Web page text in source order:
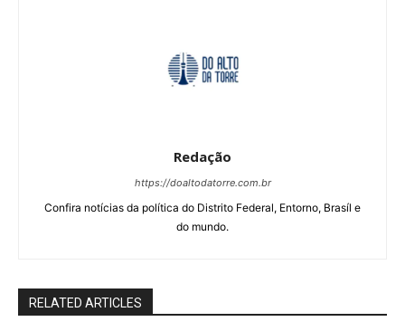
Redação
https://doaltodatorre.com.br
Confira notícias da política do Distrito Federal, Entorno, Brasíl e
do mundo.
RELATED ARTICLES